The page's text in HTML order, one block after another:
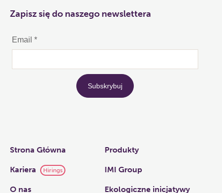
Links
Strona Główna Produkty
Kariera Hirings IMI Group
O nas​ Ekologiczne inicjatywy
Zapisz się do naszego newslettera